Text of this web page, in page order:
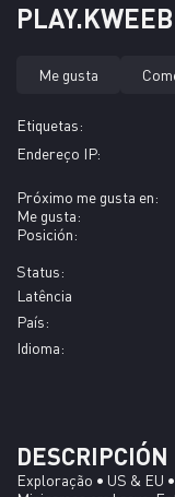
Me gusta
Etiquetas:
Endereço IP:
Próximo me gusta en:
Me gusta:
Posición:
Status:
Latência
País:
Idioma:
Exploração • US & EU